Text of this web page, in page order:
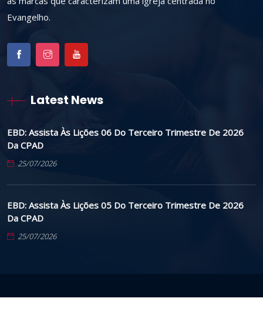
Evangelho.
Latest News
EBD: Assista Às Lições 06 Do Terceiro Trimestre De 2026
Da CPAD
25/07/2026
EBD: Assista Às Lições 05 Do Terceiro Trimestre De 2026
Da CPAD
25/07/2026